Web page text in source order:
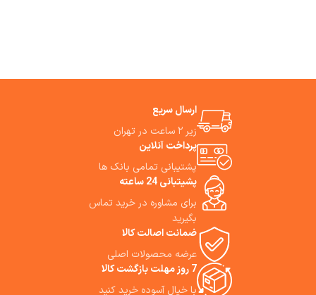
ارسال سریع
زیر ۲ ساعت در تهران
پرداخت آنلاین
پشتیبانی تمامی بانک ها
پشیتبانی 24 ساعته
برای مشاوره در خرید تماس
بگیرید
ضمانت اصالت کالا
عرضه محصولات اصلی
7 روز مهلت بازگشت کالا
با خیال آسوده خرید کنید